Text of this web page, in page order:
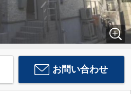
お問い合わせ